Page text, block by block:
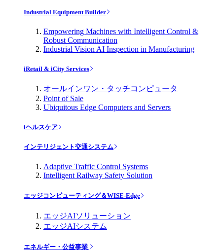
Industrial Equipment Builder
Empowering Machines with Intelligent Control &
Robust Communication
Industrial Vision AI Inspection in Manufacturing
iRetail & iCity Services
オールインワン・タッチコンピュータ
Point of Sale
Ubiquitous Edge Computers and Servers
iヘルスケア
インテリジェント交通システム
Adaptive Traffic Control Systems
Intelligent Railway Safety Solution
エッジコンピューティング＆WISE-Edge
エッジAIソリューション
エッジAIシステム
エネルギー・公益事業